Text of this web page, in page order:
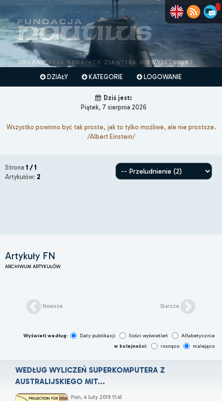
DZIAŁY KATEGORIE LOGOWANIE
Dziś jest:
Piątek, 7 sierpnia 2026
Wszystko powinno być tak proste, jak to tylko możliwe, ale nie prostsze.
/Albert Einstein/
Strona 1 / 1
Artykułów: 2
Artykuły FN
ARCHIWUM ARTYKUŁÓW
Nowsze Starsze
Wyświetl według: Daty publikacji Ilości wyświetleń
Alfabetycznie
w kolejności:
rosnąco malejąco
WEDŁUG WYLICZEŃ SUPERKOMPUTERA Z
AUSTRALIJSKIEGO MIT...
Pon, 4 luty 2019 11:41